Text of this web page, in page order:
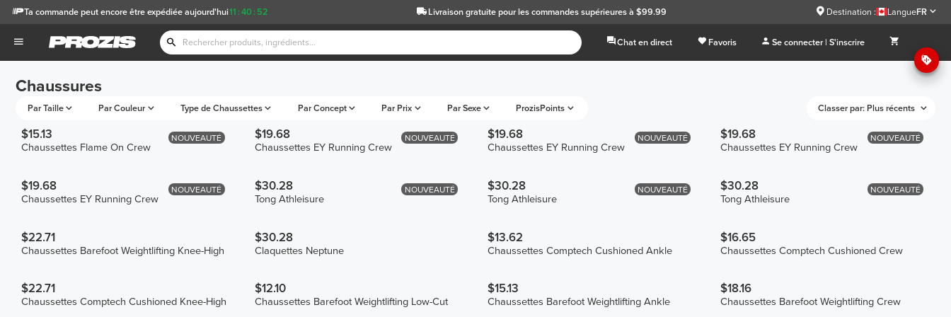
11 :40 : 52
Ta commande peut encore être expédiée aujourd'hui Livraison gratuitepour les commandes supérieures à $99.99 Destination : LangueFR
Chat en direct Favoris Se connecter | S'inscrire
Chaussures
Par Taille Par Couleur Type de Chaussettes Par Concept Par Prix Par Sexe ProzisPoints Classer par: Plus récents
NOUVEAUTÉ
$15.13
Chaussettes Flame On Crew
NOUVEAUTÉ
$19.68
Chaussettes EY Running Crew
NOUVEAUTÉ
$19.68
Chaussettes EY Running Crew
NOUVEAUTÉ
$19.68
Chaussettes EY Running Crew
NOUVEAUTÉ
$19.68
Chaussettes EY Running Crew
NOUVEAUTÉ
$30.28
Tong Athleisure
NOUVEAUTÉ
$30.28
Tong Athleisure
NOUVEAUTÉ
$30.28
Tong Athleisure
$22.71
Chaussettes Barefoot Weightlifting Knee-High
$30.28
Claquettes Neptune
$13.62
Chaussettes Comptech Cushioned Ankle
$16.65
Chaussettes Comptech Cushioned Crew
$22.71
Chaussettes Comptech Cushioned Knee-High
$12.10
Chaussettes Barefoot Weightlifting Low-Cut
$15.13
Chaussettes Barefoot Weightlifting Ankle
$18.16
Chaussettes Barefoot Weightlifting Crew